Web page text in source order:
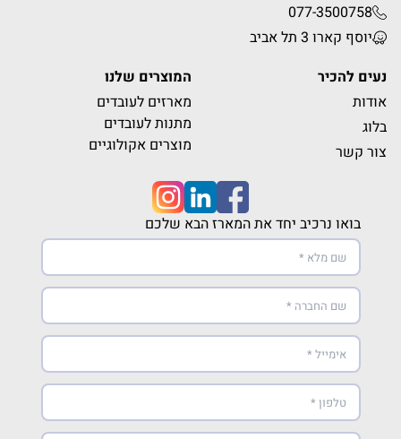
077-3500758
יוסף קארו 3 תל אביב
נעים להכיר
אודות
בלוג
צור קשר
המוצרים שלנו
מארזים לעובדים
מתנות לעובדים
מוצרים אקולוגיים
בואו נרכיב יחד את המארז הבא שלכם